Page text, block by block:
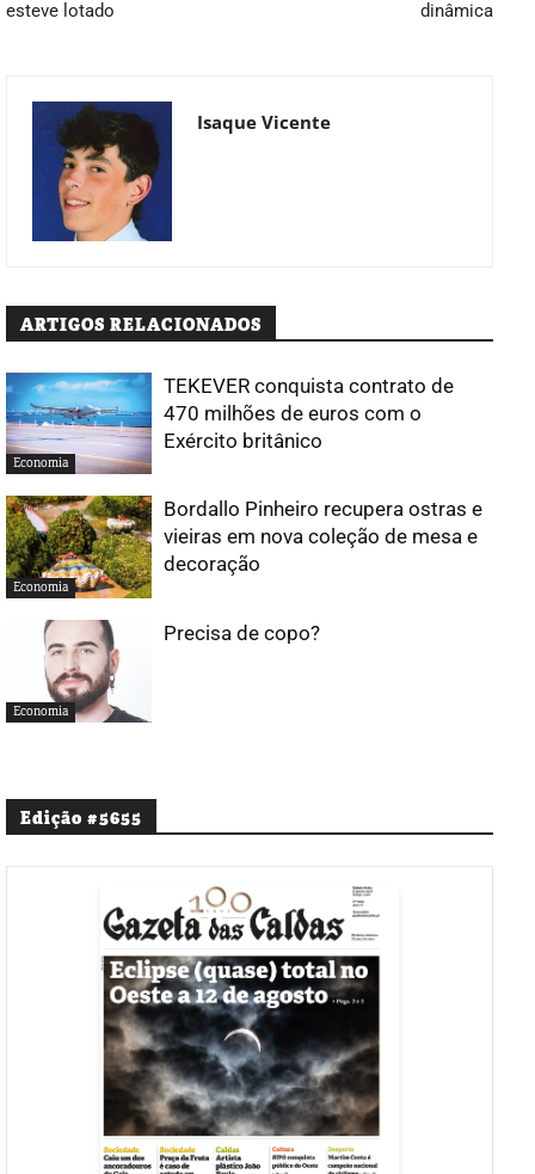
esteve lotado dinâmica
Isaque Vicente
ARTIGOS RELACIONADOS
Economia
TEKEVER conquista contrato de
470 milhões de euros com o
Exército britânico
Economia
Bordallo Pinheiro recupera ostras e
vieiras em nova coleção de mesa e
decoração
Economia
Precisa de copo?
Edição #5655